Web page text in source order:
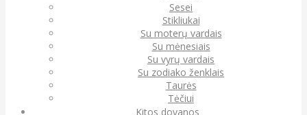
Sesei
Stikliukai
Su moterų vardais
Su mėnesiais
Su vyrų vardais
Su zodiako ženklais
Taurės
Tėčiui
Kitos dovanos